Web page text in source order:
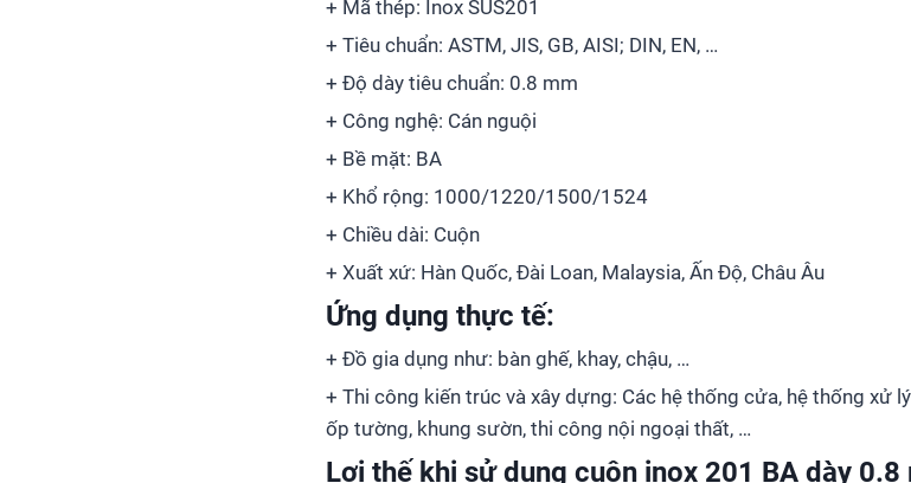
+ Mã thép: Inox SUS201
+ Tiêu chuẩn: ASTM, JIS, GB, AISI; DIN, EN, …
+ Độ dày tiêu chuẩn: 0.8 mm
+ Công nghệ: Cán nguội
+ Bề mặt: BA
+ Khổ rộng: 1000/1220/1500/1524
+ Chiều dài: Cuộn
+ Xuất xứ: Hàn Quốc, Đài Loan, Malaysia, Ấn Độ, Châu Âu
Ứng dụng thực tế:
+ Đồ gia dụng như: bàn ghế, khay, chậu, …
+ Thi công kiến trúc và xây dựng: Các hệ thống cửa, hệ thống xử
ốp tường, khung sườn, thi công nội ngoại thất, …
Lợi thế khi sử dụng cuộn inox 201 BA dày 0.8